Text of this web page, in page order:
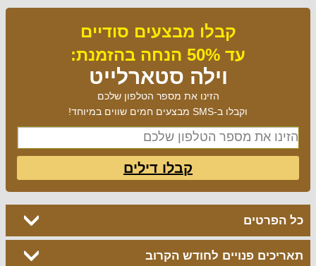
קבלו מבצעים סודיים
עד 50% הנחה בהזמנת:
וילה סטארלייט
הזינו את מספר הטלפון שלכם
וקבלו ב-SMS מבצעים חמים שווים במיוחד!
קבלו דילים
כל הפרטים
תאריכים פנויים לחודש הקרוב